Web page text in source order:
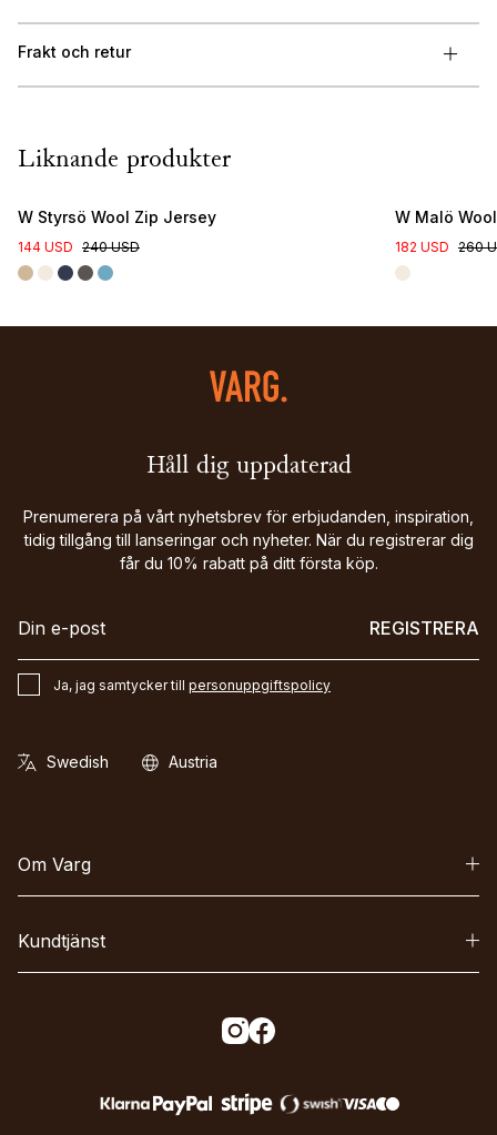
Frakt och retur
Liknande produkter
W Styrsö Wool Zip Jersey
144 USD 240 USD
W Malö
182 USD 260
Håll dig uppdaterad
Prenumerera på vårt nyhetsbrev för erbjudanden, inspiration,
tidig tillgång till lanseringar och nyheter. När du registrerar dig
får du 10% rabatt på ditt första köp.
REGISTRERA
Ja, jag samtycker till personuppgiftspolicy
Om Varg
Kundtjänst